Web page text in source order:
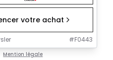
votre achat
#F0443
Mention légale